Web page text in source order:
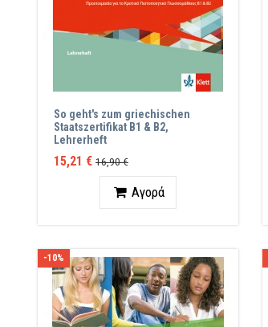
So geht's zum griechischen
Staatszertifikat B1 & B2,
Lehrerheft
15,21 € 16,90 €
ΠοσότηταΑγορά
-10%